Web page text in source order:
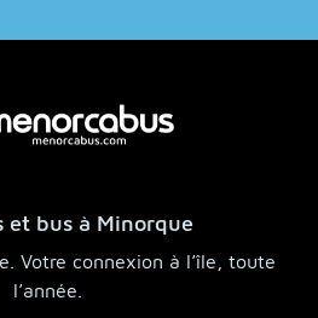
et bus à Minorque
Votre connexion à l’île, toute
l’année.